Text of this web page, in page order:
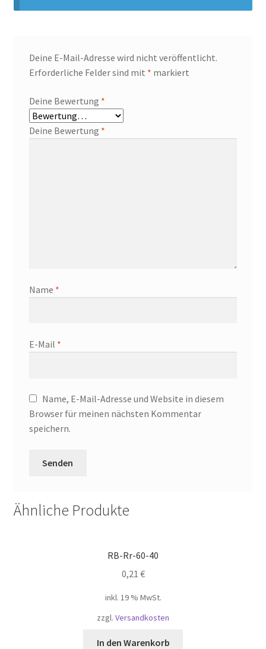
Deine E-Mail-Adresse wird nicht veröffentlicht.
Erforderliche Felder sind mit * markiert
Deine Bewertung *
Deine Bewertung *
Name *
E-Mail *
Name, E-Mail-Adresse und Website in diesem
Browser für meinen nächsten Kommentar
speichern.
Ähnliche Produkte
RB-Rr-60-40
0,21 €
inkl. 19 % MwSt.
zzgl. Versandkosten
In den Warenkorb